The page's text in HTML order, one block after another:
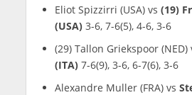
Eliot Spizzirri (USA) vs (19)
(USA)3-6, 7-6(5), 4-6, 3-6
(29) Tallon Griekspoor (NED)
(ITA)7-6(9), 3-6, 6-7(6), 3-6
Alexandre Muller (FRA) vs